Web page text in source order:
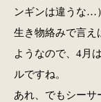
ンギンは違うな…）
生き物絡みで言え
ようなので、4月
ルですね。
あれ、でもシーサ